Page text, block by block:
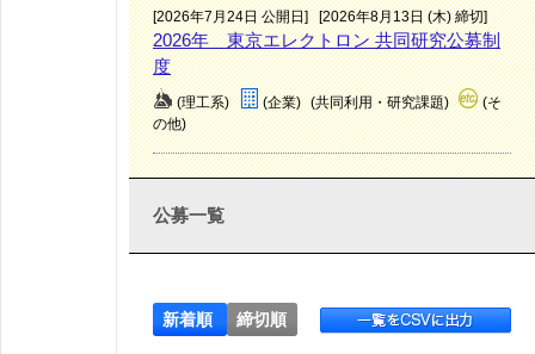
[2026年7月24日 公開日] [2026年8月13日 (木) 締切]
2026年 東京エレクトロン 共同研究公募制
度
(理工系) (企業) (共同利用・研究課題)
(そ
の他)
公募一覧
新着順 締切順